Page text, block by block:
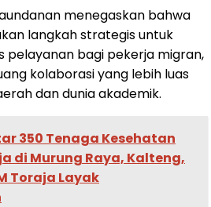
menegaskan bahwa
langkah strategis untuk
pelayanan bagi pekerja migran,
kolaborasi yang lebih luas
dan dunia akademik.
350 Tenaga Kesehatan
di Murung Raya, Kalteng,
Toraja Layak